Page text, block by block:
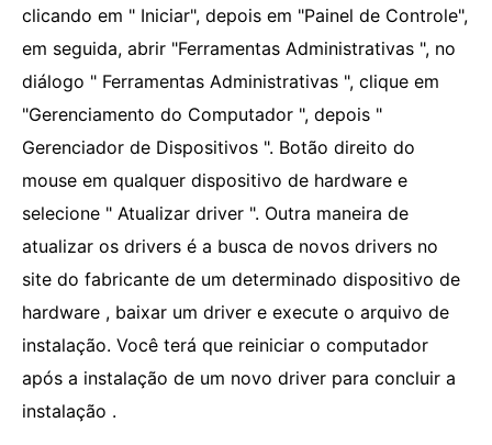
clicando em " Iniciar", depois em "Painel de Controle",
em seguida, abrir "Ferramentas Administrativas ", no
diálogo " Ferramentas Administrativas ", clique em
"Gerenciamento do Computador ", depois "
Gerenciador de Dispositivos ". Botão direito do
mouse em qualquer dispositivo de hardware e
selecione " Atualizar driver ". Outra maneira de
atualizar os drivers é a busca de novos drivers no
site do fabricante de um determinado dispositivo de
hardware , baixar um driver e execute o arquivo de
instalação. Você terá que reiniciar o computador
após a instalação de um novo driver para concluir a
instalação .